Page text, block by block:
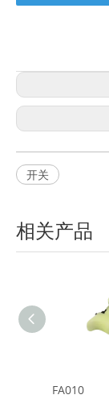
开关
相关产品
FA010